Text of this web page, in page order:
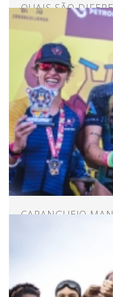
QUAIS SÃO
ENTRE ATLETAS
CARANGUEJO